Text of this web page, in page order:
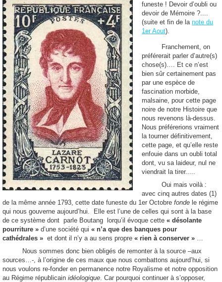
funeste ! Devoir d’oubli ou
devoir de Mémoire ?....
(suite et fin de lanote du
1er Aout).
Franchement, on
préférerait parler d’autre(s)
chose(s)…. Et ce n’est
bien sûr certainement pas
par une espèce de
fascination morbide,
malsaine, pour cette page
noire de notre Histoire que
nous revenons là-dessus.
Nous préférerions vraiment
la tourner définitivement,
cette page, et qu’elle reste
enfouie dans un oubli total
dont, vu sa laideur, nul ne
viendrait la tirer.....
Oui mais voilà :
avec cinq autres dates (1)
de la même année 1793, cette date funeste du 1er Octobre fonde le régime
qui nous gouverne aujourd’hui. Elle est l’une de celles qui sont à la base
de ce système dont parle Boutang lorqu’il évoque cette « désolante
pourriture » d’une société qui « n’a que des banques pour
cathédrales » et dont il n’y a au sens propre « rien à conserver »
Nous sommes donc bien obligés de remonter à la source –aux
sources…-, à l’origine de ces maux que nous combattons aujourd’hui, si
nous voulons re-fonder en permanence notre Royalisme et notre opposition
au Régime républicain idéologique . Car pourquoi continuer à s’opposer,